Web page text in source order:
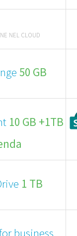
NEL CLOUD
50 GB
10 GB +1TB
1 TB
business